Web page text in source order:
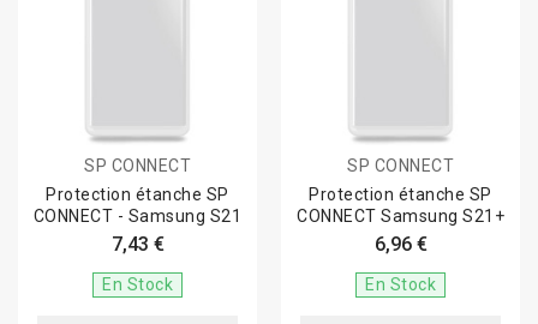
SP CONNECT
Protection étanche SP
CONNECT - Samsung S21
7,43 €
En Stock
SP CONNECT
Protection étanche SP
CONNECT Samsung S21+
6,96 €
En Stock